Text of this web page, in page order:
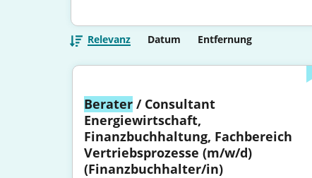
Relevanz Datum Entfernung
Berater / Consultant
Energiewirtschaft,
Finanzbuchhaltung, Fachbereich
Vertriebsprozesse (m/w/d)
(Finanzbuchhalter/in)